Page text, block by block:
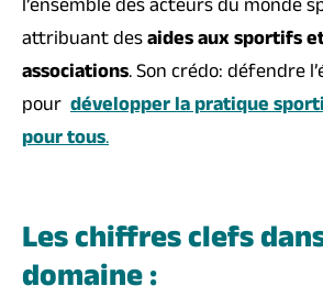
l’ensemble des acteurs du monde
attribuant desaides aux sportifs
associations. Son crédo: défendre
pour développer la pratique
pour tous.
Les chiffres clefs
domaine :